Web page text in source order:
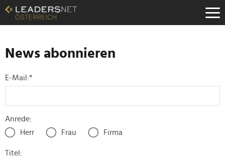
Zum
Inhalt
Zur
Navigation
ZurNews abonnieren
E-Mail:*
Anrede:
Herr
Frau Firma
Titel: